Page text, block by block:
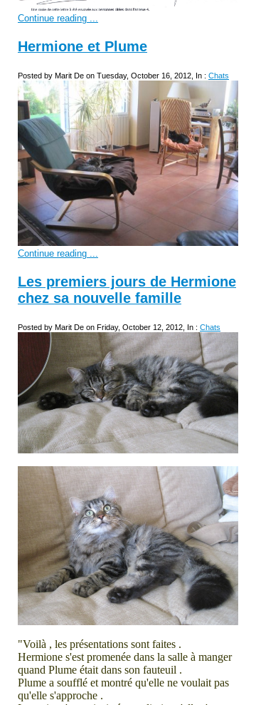
Continue reading ...
Hermione et Plume
Posted by Marit De on Tuesday, October 16, 2012, In : Chats
Continue reading ...
Les premiers jours de Hermione
chez sa nouvelle famille
Posted by Marit De on Friday, October 12, 2012, In : Chats
"Voilà , les présentations sont faites .
Hermione s'est promenée dans la salle à manger
quand Plume était dans son fauteuil .
Plume a soufflé et montré qu'elle ne voulait pas
qu'elle s'approche .